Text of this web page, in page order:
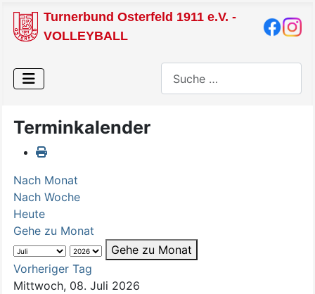
Turnerbund Osterfeld 1911 e.V. -
VOLLEYBALL
Terminkalender
Nach Monat
Nach Woche
Heute
Gehe zu Monat
Gehe zu Monat
Vorheriger Tag
Mittwoch, 08. Juli 2026